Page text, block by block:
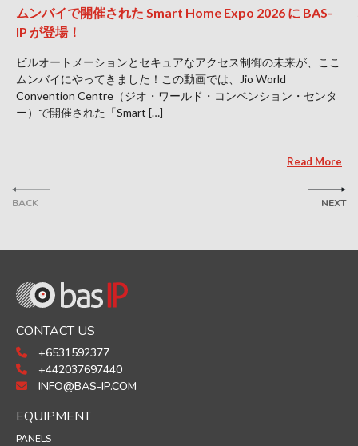
BACK
ムンバイで開催された Smart Home Expo 2026 に BAS-
IP が登場！
ビルオートメーションとセキュアなアクセス制御の未来が、ここ
ムンバイにやってきました！この動画では、Jio World
Convention Centre（ジオ・ワールド・コンベンション・センタ
ー）で開催された「Smart […]
Read More
NEXT
CONTACT US
+6531592377
+442037697440
INFO@BAS-IP.COM
EQUIPMENT
PANELS